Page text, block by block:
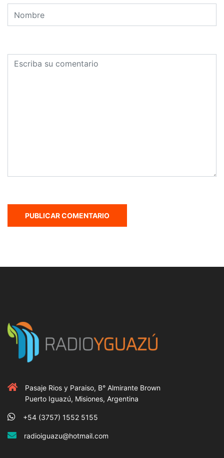
Pasaje Rios y Paraiso, B° Almirante Brown
Puerto Iguazú, Misiones, Argentina
+54 (3757) 1552 5155
radioiguazu@hotmail.com